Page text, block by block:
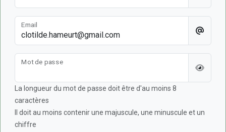
Email
Mot de passe
La longueur du mot de passe doit être d'au moins 8
caractères
Il doit au moins contenir une majuscule, une minuscule et un
chiffre